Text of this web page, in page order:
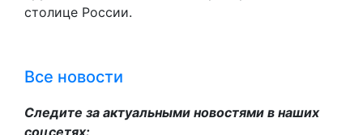
столице России.
Все новости
Следите за актуальными новостями в наших
соцсетях: